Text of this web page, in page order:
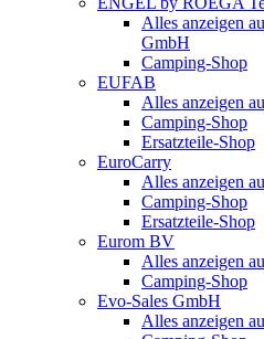
Alles anzeigen
GmbH
Camping-Shop
EUFAB
Alles anzeigen
Camping-Shop
Ersatzteile-Shop
EuroCarry
Alles anzeigen
Camping-Shop
Ersatzteile-Shop
Eurom BV
Alles anzeigen
Camping-Shop
Evo-Sales GmbH
Alles anzeigen